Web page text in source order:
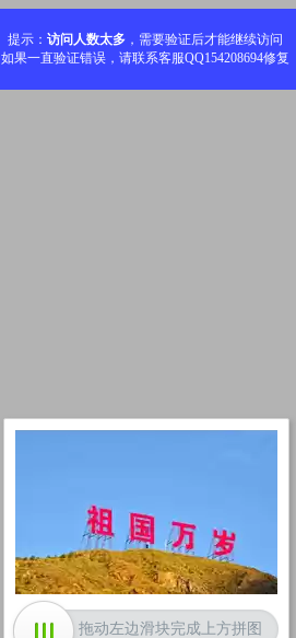
提示： 访问人数太多 ，需要验证后才能继续访问
如果一直验证错误，请联系客服QQ154208694修复
拖动左边滑块完成上方拼图